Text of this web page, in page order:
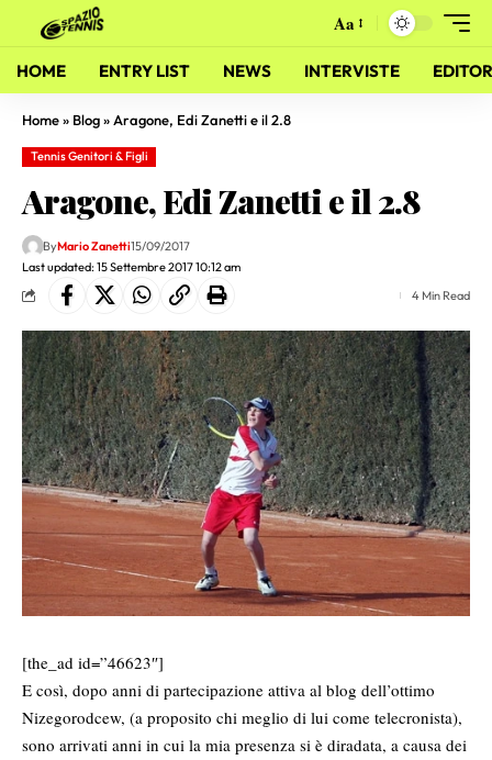
Aa
HOME ENTRY LIST NEWS INTERVISTE
Home» Blog» Aragone, Edi Zanetti e il 2.8
Tennis Genitori & Figli
Aragone, Edi Zanetti e il 2.8
Last updated: 15 Settembre 2017 10:12 am
ByMario Zanetti15/09/2017
4 Min Read
[the_ad id=”46623″]
E così, dopo anni di partecipazione attiva al blog dell’ottimo
Nizegorodcew, (a proposito chi meglio di lui come telecronista),
sono arrivati anni in cui la mia presenza si è diradata, a causa dei